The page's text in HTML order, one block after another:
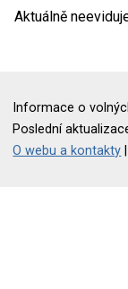
Aktuálně
Informace o
Poslední
O webu a kontakty